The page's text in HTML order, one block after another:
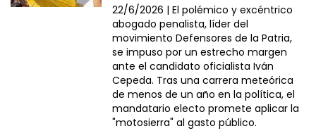
22/6/2026 |El polémico y excéntrico
abogado penalista, líder del
movimiento Defensores de la Patria,
se impuso por un estrecho margen
ante el candidato oficialista Iván
Cepeda. Tras una carrera meteórica
de menos de un año en la política, el
mandatario electo promete aplicar la
"motosierra" al gasto público.